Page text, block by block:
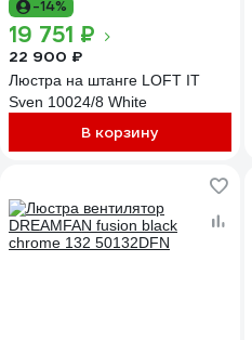
-14%
19 751 ₽
22 900 ₽
Люстра на штанге LOFT IT
Sven 10024/8 White
В корзину